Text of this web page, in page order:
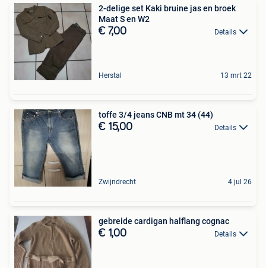
2-delige set Kaki bruine jas en broek
Maat S en W2
€ 7,00 Details
Herstal 13 mrt 22
toffe 3/4 jeans CNB mt 34 (44)
€ 15,00 Details
Zwijndrecht 4 jul 26
gebreide cardigan halflang cognac
€ 1,00 Details